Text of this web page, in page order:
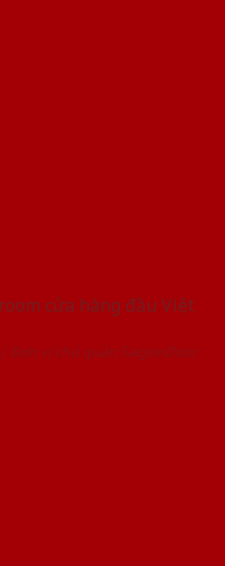
cửa hàng đầu Việt
Đơn vị chủ quản SaigonDoor